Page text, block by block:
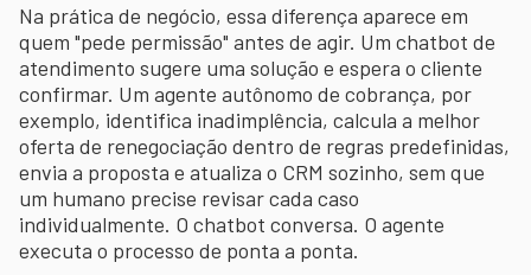
Na prática de negócio, essa diferença aparece em
quem "pede permissão" antes de agir. Um chatbot de
atendimento sugere uma solução e espera o cliente
confirmar. Um agente autônomo de cobrança, por
exemplo, identifica inadimplência, calcula a melhor
oferta de renegociação dentro de regras predefinidas,
envia a proposta e atualiza o CRM sozinho, sem que
um humano precise revisar cada caso
individualmente. O chatbot conversa. O agente
executa o processo de ponta a ponta.